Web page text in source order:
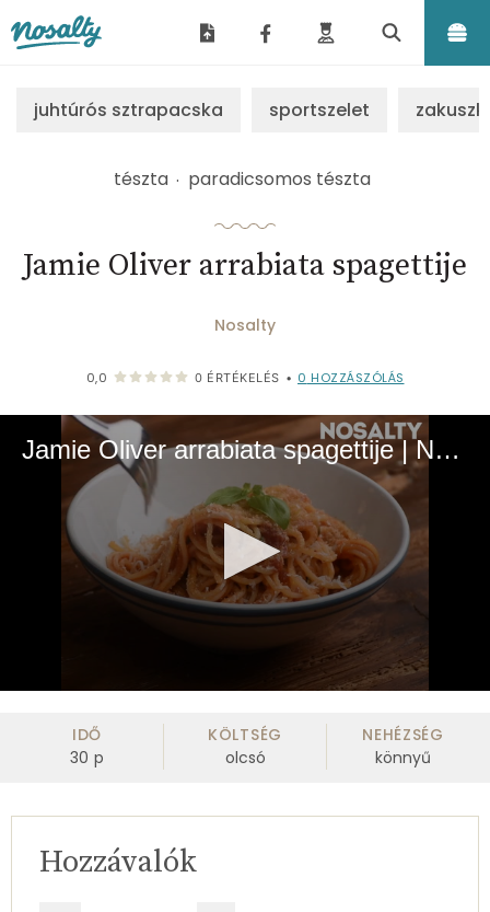
juhtúrós sztrapacska sportszelet
tészta paradicsomos tészta
Jamie Oliver arrabiata spagettije
Nosalty
0,0 0 ÉRTÉKELÉS • 0 HOZZÁSZÓLÁS
Jamie Oliver arrabiata spagettije | NOSALTY
IDŐ
30 p
KÖLTSÉG
olcsó
NEHÉZSÉG
könnyű
Hozzávalók